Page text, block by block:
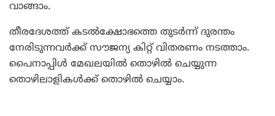
വാങ്ങാം.
തീരദേശത്ത് കടല്‍ക്ഷോഭത്തെ തുടര്‍ന്ന് ദുരന്തം
നേരിടുന്നവര്‍ക്ക് സൗജന്യ കിറ്റ് വിതരണം നടത്താം.
പൈനാപ്പിള്‍ മേഖലയില്‍ തൊഴില്‍ ചെയ്യുന്ന
തൊഴിലാളികള്‍ക്ക് തൊഴില്‍ ചെയ്യാം.